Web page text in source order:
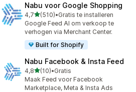
Nabu voor Google Shopping
4,7van 5 sterren
(510)
510 recensies in totaal
•Gratis te installeren
Google Feed AI om verkoop te
verhogen via Merchant Center.
Built for Shopify
Nabu Facebook & Insta Feed
4,8van 5 sterren
(10)
10 recensies in totaal
•Gratis
Maak Feed voor Facebook
Marketplace, Meta & Insta Ads